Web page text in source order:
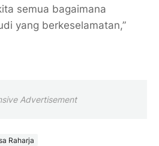
semua bagaimana
yang berkeselamatan,”
Advertisement
Raharja